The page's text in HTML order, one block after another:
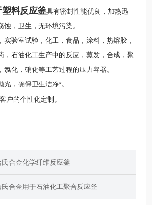
塑料反应釜具有密封性能优良，加热迅
蚀，卫生，无环境污染。
实验室试验，化工，食品，涂料，热熔胶，
，石油化工生产中的反应，蒸发，合成，聚
氯化，硝化等工艺过程的压力容器。
光，确保卫生洁净*。
户的个性化定制。
氏合金化学纤维反应釜
氏合金用于石油化工聚合反应釜